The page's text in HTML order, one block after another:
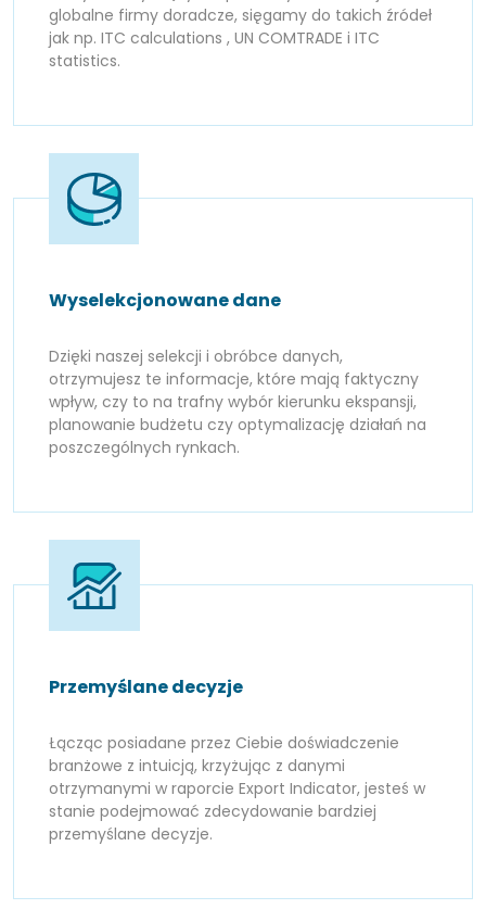
globalne firmy doradcze, sięgamy do takich źródeł
jak np. ITC calculations , UN COMTRADE i ITC
statistics.
Wyselekcjonowane dane
Dzięki naszej selekcji i obróbce danych,
otrzymujesz te informacje, które mają faktyczny
wpływ, czy to na trafny wybór kierunku ekspansji,
planowanie budżetu czy optymalizację działań na
poszczególnych rynkach.
Przemyślane decyzje
Łącząc posiadane przez Ciebie doświadczenie
branżowe z intuicją, krzyżując z danymi
otrzymanymi w raporcie Export Indicator, jesteś w
stanie podejmować zdecydowanie bardziej
przemyślane decyzje.